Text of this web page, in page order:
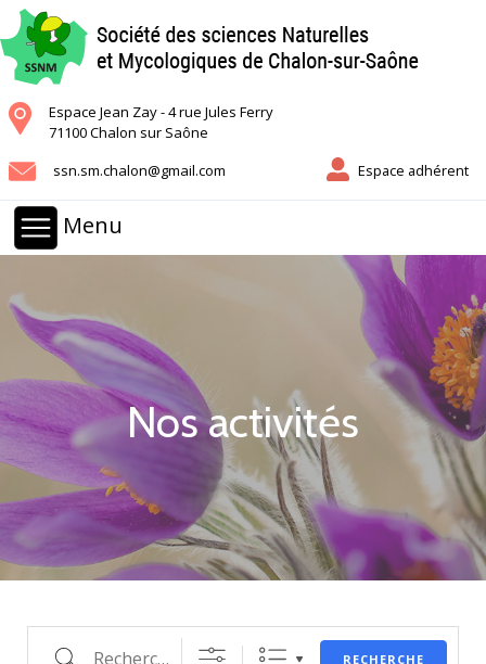
Espace Jean Zay - 4 rue Jules Ferry
71100 Chalon sur Saône
ssn.sm.chalon@gmail.com
Espace adhérent
Menu
Nos activités
RECHERCHE